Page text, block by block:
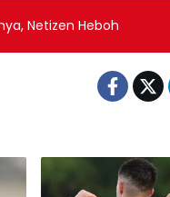
Netizen Heboh